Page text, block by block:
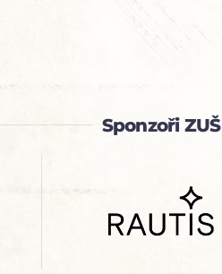
Sponzoři ZUŠ